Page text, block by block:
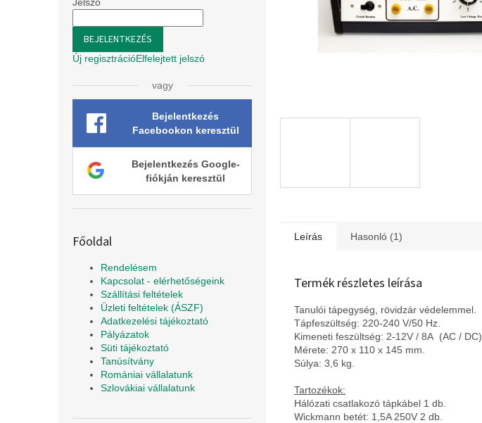
BEJELENTKEZÉS
Új regisztrációElfelejtett jelszó
vagy
Bejelentkezés
Facebookon keresztül
Bejelentkezés Google-
fiókján keresztül
Főoldal
Rendelésem
Kapcsolat - elérhetőségeink
Szállítási feltételek
Üzleti feltételek (ÁSZF)
Adatkezelési tájékoztató
Pályázatok
Süti tájékoztató
Tanúsítvány
Romániai vállalatunk
Szlovákiai vállalatunk
Leírás Hasonló (1)
Termék részletes leírása
Tanulói tápegység, rövidzár védelemmel.
Tápfeszültség: 220-240 V/50 Hz.
Kimeneti feszültség: 2-12V / 8A (AC / DC).
Mérete: 270 x 110 x 145 mm.
Súlya: 3,6 kg.
Tartozékok:
Hálózati csatlakozó tápkábel 1 db.
Wickmann betét: 1,5A 250V 2 db.